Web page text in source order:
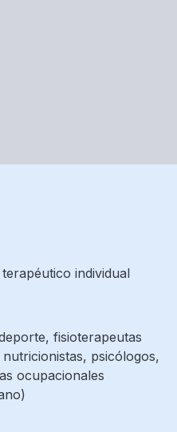
individual
fisioterapeutas
psicólogos,
ocupacionales